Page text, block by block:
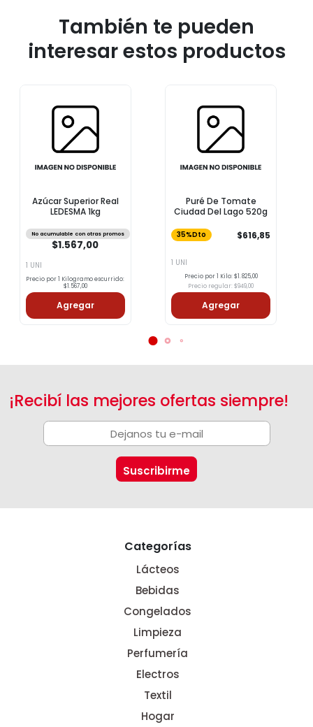
También te pueden
interesar estos productos
Azúcar Superior Real
LEDESMA 1kg
No acumulable con otras promos
$1.567,00
1 UNI
Precio por 1 Kilogramo escurrido:
$1.567,00
Agregar
Puré De Tomate
Ciudad Del Lago 520g
35%Dto $616,85
1 UNI
Precio por 1 Kilo: $1.825,00
Precio regular: $949,00
Agregar
¡Recibí las mejores ofertas siempre!
Categorías
Lácteos
Bebidas
Congelados
Limpieza
Perfumería
Electros
Textil
Hogar